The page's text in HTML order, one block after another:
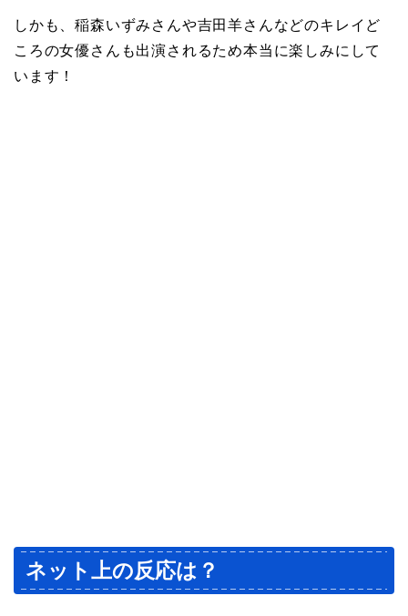
しかも、稲森いずみさんや吉田羊さんなどのキレイど
ころの女優さんも出演されるため本当に楽しみにして
います！
ネット上の反応は？